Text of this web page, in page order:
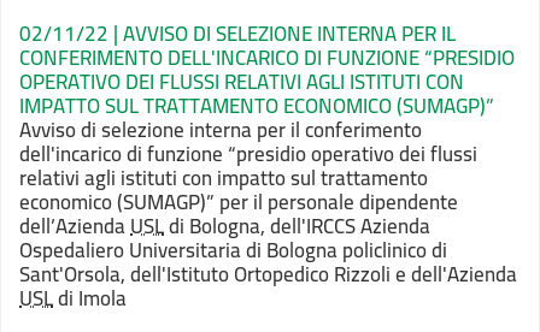
02/11/22 | AVVISO DI SELEZIONE INTERNA PER IL
CONFERIMENTO DELL'INCARICO DI FUNZIONE “PRESIDIO
OPERATIVO DEI FLUSSI RELATIVI AGLI ISTITUTI CON
IMPATTO SUL TRATTAMENTO ECONOMICO (SUMAGP)”
Avviso di selezione interna per il conferimento
dell'incarico di funzione “presidio operativo dei flussi
relativi agli istituti con impatto sul trattamento
economico (SUMAGP)” per il personale dipendente
dell’AziendaUSLdi Bologna, dell'IRCCS Azienda
Ospedaliero Universitaria di Bologna policlinico di
Sant'Orsola, dell'Istituto Ortopedico Rizzoli e dell'Azienda
USLdi Imola